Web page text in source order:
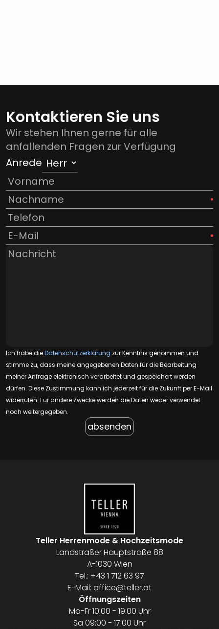
Anrede
Ich habe dieDatenschutzerklärung zur Kenntnis genommen und
stimme zu, dass meine angegebenen Daten für die Bearbeitung
meiner Anfrage elektronisch verarbeitet und gespeichert werden
dürfen. Diese Zustimmung kann ich jederzeit für die Zukunft per E-Mail
widerrufen. Für andere Zwecke werden die Daten weder verwendet
noch weitergegeben.
Kontaktieren Sie uns
Wir stehen Ihnen gerne für alle
anfallenden Fragen zur Verfügung
Teller Herrenmode & Hochzeitsmode
Landstraßer Hauptstraße 88
A-1030 Wien
Tel.: +43 1 712 63 97
E-Mail: office@teller.at
Öffnungszeiten
Mo-Fr 10:00 - 19:00 Uhr
Sa 09:00 - 17:00 Uhr